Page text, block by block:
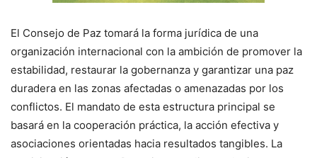
El Consejo de Paz tomará la forma jurídica de una
organización internacional con la ambición de promover la
estabilidad, restaurar la gobernanza y garantizar una paz
duradera en las zonas afectadas o amenazadas por los
conflictos. El mandato de esta estructura principal se
basará en la cooperación práctica, la acción efectiva y
asociaciones orientadas hacia resultados tangibles. La